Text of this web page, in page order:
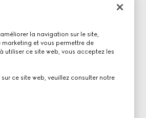
la navigation sur le site,
et vous permettre de
utiliser ce site web, vous acceptez les
ce site web, veuillez consulter notre